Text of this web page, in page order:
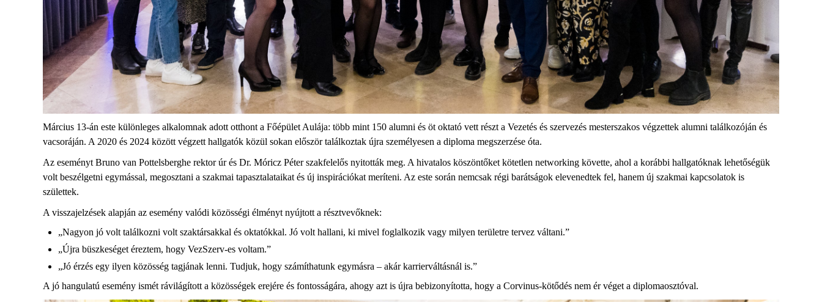
Március 13-án este különleges alkalomnak adott otthont a Főépület Aulája: több mint 150 alumni és öt oktató vett részt a Vezetés és szervezés mesterszakos végzettek alumni találkozóján és
vacsoráján. A 2020 és 2024 között végzett hallgatók közül sokan először találkoztak újra személyesen a diploma megszerzése óta.
Az eseményt Bruno van Pottelsberghe rektor úr és Dr. Móricz Péter szakfelelős nyitották meg. A hivatalos köszöntőket kötetlen networking követte, ahol a korábbi hallgatóknak lehetőségük
volt beszélgetni egymással, megosztani a szakmai tapasztalataikat és új inspirációkat meríteni. Az este során nemcsak régi barátságok elevenedtek fel, hanem új szakmai kapcsolatok is
születtek.
A visszajelzések alapján az esemény valódi közösségi élményt nyújtott a résztvevőknek:
„Nagyon jó volt találkozni volt szaktársakkal és oktatókkal. Jó volt hallani, ki mivel foglalkozik vagy milyen területre tervez váltani.”
„Újra büszkeséget éreztem, hogy VezSzerv-es voltam.”
„Jó érzés egy ilyen közösség tagjának lenni. Tudjuk, hogy számíthatunk egymásra – akár karrierváltásnál is.”
A jó hangulatú esemény ismét rávilágított a közösségek erejére és fontosságára, ahogy azt is újra bebizonyította, hogy a Corvinus-kötődés nem ér véget a diplomaosztóval.